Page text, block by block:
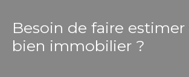
Besoin de faire
bien immobilier ?